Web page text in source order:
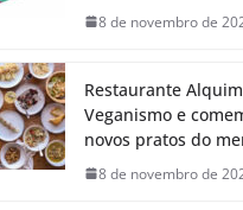
8 de novembro de
Restaurante
Veganismo e
novos pratos do
8 de novembro de